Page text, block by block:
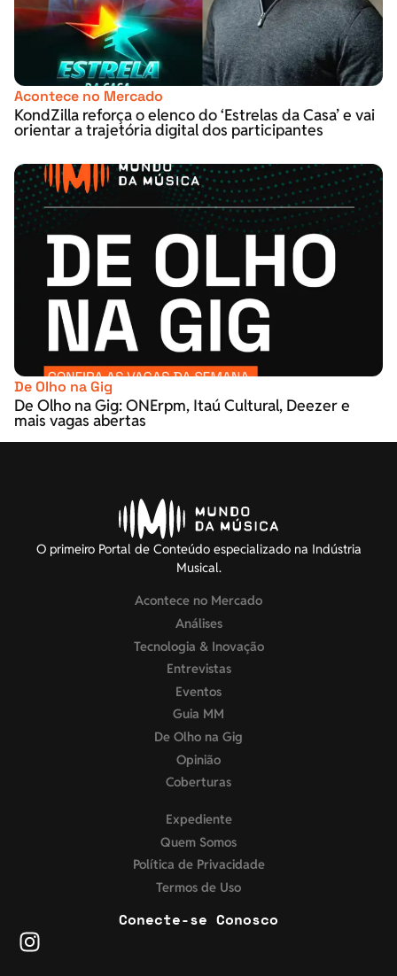
Acontece no Mercado
KondZilla reforça o elenco do ‘Estrelas da Casa’ e vai
orientar a trajetória digital dos participantes
De Olho na Gig
De Olho na Gig: ONErpm, Itaú Cultural, Deezer e
mais vagas abertas
O primeiro Portal de Conteúdo especializado na Indústria
Musical.
Acontece no Mercado
Análises
Tecnologia & Inovação
Entrevistas
Eventos
Guia MM
De Olho na Gig
Opinião
Coberturas
Expediente
Quem Somos
Política de Privacidade
Termos de Uso
Conecte-se Conosco